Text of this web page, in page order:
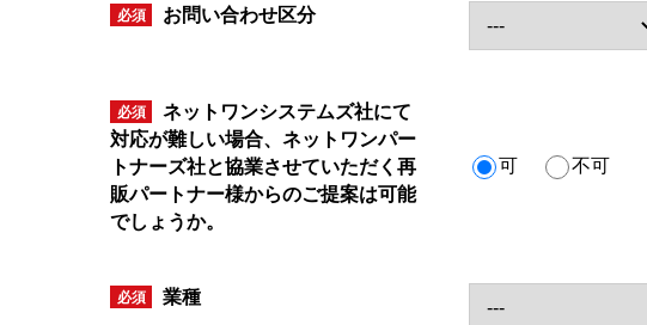
必須 お問い合わせ区分
必須
ネットワンシステムズ社にて
対応が難しい場合、ネットワンパー
トナーズ社と協業させていただく再
販パートナー様からのご提案は可能
でしょうか。
可 不可
必須 業種